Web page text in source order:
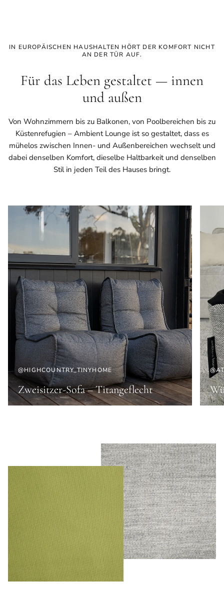
IN EUROPÄISCHEN HAUSHALTEN HÖRT DER KOMFORT NICHT
AN DER TÜR AUF.
Für das Leben gestaltet — innen
und außen
Von Wohnzimmern bis zu Balkonen, von Poolbereichen bis zu
Küstenrefugien – Ambient Lounge ist so gestaltet, dass es
mühelos zwischen Innen- und Außenbereichen wechselt und
dabei denselben Komfort, dieselbe Haltbarkeit und denselben
Stil in jeden Teil des Hauses bringt.
@HIGHCOUNTRY_TINYHOME
Zweisitzer-Sofa – Titangeflecht